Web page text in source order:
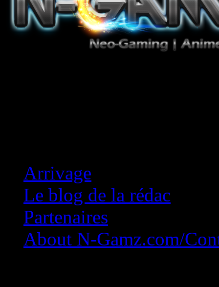
Arrivage
Le blog de la rédac
Partenaires
About N-Gamz.com/